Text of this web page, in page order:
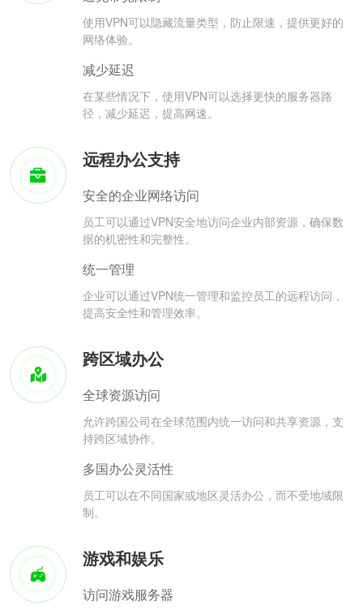
使用VPN可以隐藏流量类型，防止限速，提供更好的
网络体验。
减少延迟
在某些情况下，使用VPN可以选择更快的服务器路
径，减少延迟，提高网速。
远程办公支持
安全的企业网络访问
员工可以通过VPN安全地访问企业内部资源，确保数
据的机密性和完整性。
统一管理
企业可以通过VPN统一管理和监控员工的远程访问，
提高安全性和管理效率。
跨区域办公
全球资源访问
允许跨国公司在全球范围内统一访问和共享资源，支
持跨区域协作。
多国办公灵活性
员工可以在不同国家或地区灵活办公，而不受地域限
制。
游戏和娱乐
访问游戏服务器